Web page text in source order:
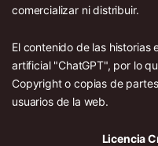
comercializar ni distribuir.
El contenido de las historias
artificial "ChatGPT", por lo
Copyright o copias de
usuarios de la web.
Licencia